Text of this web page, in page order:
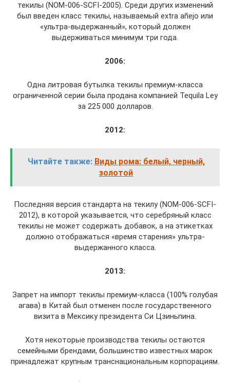
текилы (NOM-006-SCFI-2005). Среди других изменений
был введен класс текилы, называемый extra añejo или
«ультра-выдержанный», который должен
выдерживаться минимум три года.
2006:
Одна литровая бутылка текилы премиум-класса
ограниченной серии была продана компанией Tequila Ley
за 225 000 долларов.
2012:
Читайте также: Виды рома: белый, черный,
золотой
Последняя версия стандарта на текилу (NOM-006-SCFI-
2012), в которой указывается, что серебряный класс
текилы не может содержать добавок, а на этикетках
должно отображаться «время старения» ультра-
выдержанного класса.
2013:
Запрет на импорт текилы премиум-класса (100% голубая
агава) в Китай был отменен после государственного
визита в Мексику президента Си Цзиньпина.
Хотя некоторые производства текилы остаются
семейными брендами, большинство известных марок
принадлежат крупным транснациональным корпорациям.